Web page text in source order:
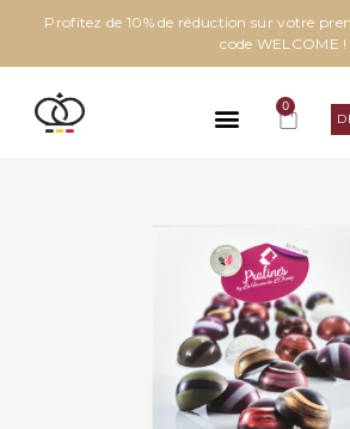
Profitez de 10% de réduction sur votre
code WELCOME !
0